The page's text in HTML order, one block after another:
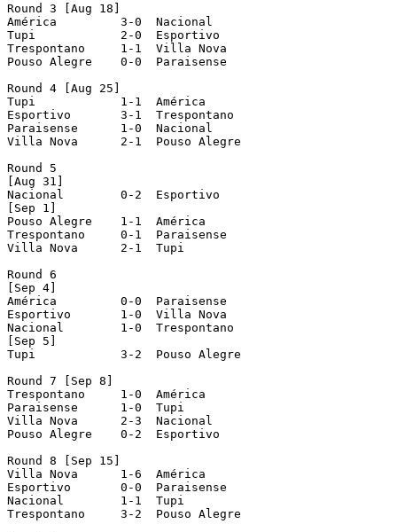
Round 3 [Aug 18]
América  	3-0  Nacional
Tupi	  	2-0  Esportivo
Trespontano	1-1  Villa Nova
Pouso Alegre  	0-0  Paraisense
Round 4 [Aug 25]
Tupi	  	1-1  América
Esportivo  	3-1  Trespontano
Paraisense	1-0  Nacional
Villa Nova	2-1  Pouso Alegre
Round 5
[Aug 31]
Nacional  	0-2  Esportivo
[Sep 1]
Pouso Alegre  	1-1  América
Trespontano	0-1  Paraisense
Villa Nova	2-1  Tupi
Round 6
[Sep 4]
América  	0-0  Paraisense
Esportivo  	1-0  Villa Nova
Nacional  	1-0  Trespontano
[Sep 5]
Tupi	  	3-2  Pouso Alegre
Round 7 [Sep 8]
Trespontano  	1-0  América
Paraisense	1-0  Tupi
Villa Nova	2-3  Nacional
Pouso Alegre  	0-2  Esportivo
Round 8 [Sep 15]
Villa Nova  	1-6  América
Esportivo  	0-0  Paraisense
Nacional  	1-1  Tupi
Trespontano	3-2  Pouso Alegre